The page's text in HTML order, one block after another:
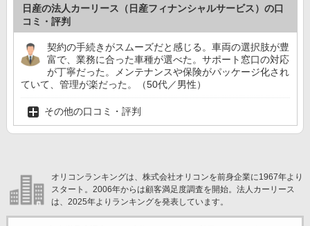
日産の法人カーリース（日産フィナンシャルサービス）の口
コミ・評判
契約の手続きがスムーズだと感じる。車両の選択肢が豊
富で、業務に合った車種が選べた。サポート窓口の対応
が丁寧だった。メンテナンスや保険がパッケージ化され
ていて、管理が楽だった。（50代／男性）
その他の口コミ・評判
オリコンランキングは、株式会社オリコンを前身企業に1967年より
スタート。2006年からは顧客満足度調査を開始。法人カーリース
は、2025年よりランキングを発表しています。